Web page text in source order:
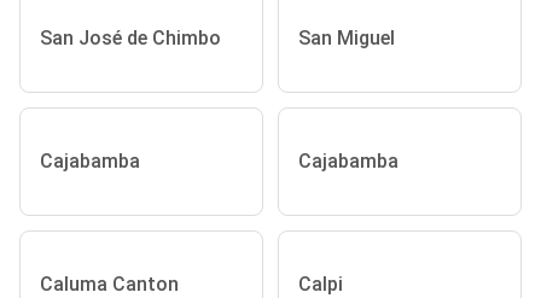
San José de Chimbo San Miguel
Cajabamba Cajabamba
Caluma Canton Calpi